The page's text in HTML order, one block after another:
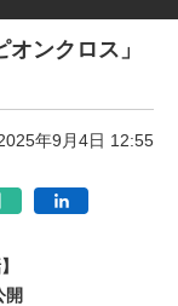
ンクロス」
年9月4日 12:55
開